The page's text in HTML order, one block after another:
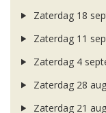
Zaterdag 18
Zaterdag 11
Zaterdag 4
Zaterdag 28
Zaterdag 21